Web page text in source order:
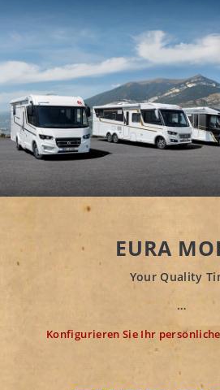
EURA
Your Quality
…
Konfigurieren Sie Ihr